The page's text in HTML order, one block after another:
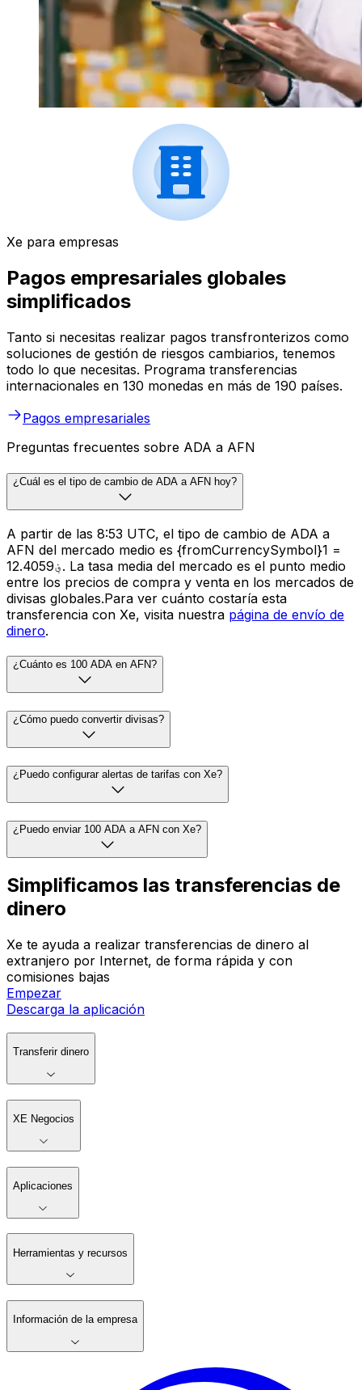
Xe para empresas
Pagos empresariales globales
simplificados
Tanto si necesitas realizar pagos transfronterizos como
soluciones de gestión de riesgos cambiarios, tenemos
todo lo que necesitas. Programa transferencias
internacionales en 130 monedas en más de 190 países.
Pagos empresariales
Preguntas frecuentes sobre ADA a AFN
¿Cuál es el tipo de cambio de ADA a AFN hoy?
A partir de las 8:53 UTC, el tipo de cambio de ADA a
AFN del mercado medio es {fromCurrencySymbol}1 =
؋12.4059. La tasa media del mercado es el punto medio
entre los precios de compra y venta en los mercados de
divisas globales.Para ver cuánto costaría esta
transferencia con Xe, visita nuestra página de envío de
dinero.
¿Cuánto es 100 ADA en AFN?
¿Cómo puedo convertir divisas?
¿Puedo configurar alertas de tarifas con Xe?
¿Puedo enviar 100 ADA a AFN con Xe?
Simplificamos las transferencias de
dinero
Xe te ayuda a realizar transferencias de dinero al
extranjero por Internet, de forma rápida y con
comisiones bajas
Empezar
Descarga la aplicación
Transferir dinero
XE Negocios
Aplicaciones
Herramientas y recursos
Información de la empresa